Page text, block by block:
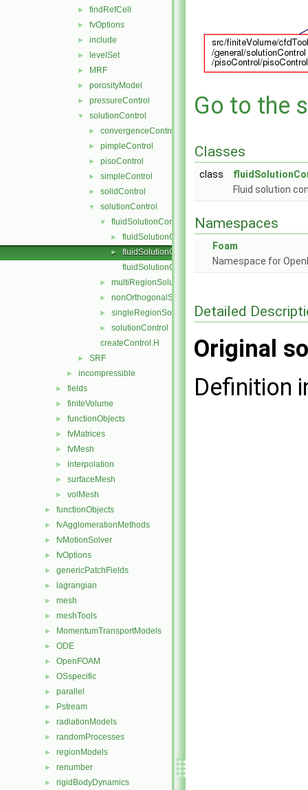
► findRefCell
► fvOptions
► include
► levelSet
► MRF
► porosityModel
► pressureControl
▼ solutionControl
► convergenceControl
► pimpleControl
► pisoControl
► simpleControl
► solidControl
▼ solutionControl
▼ fluidSolutionControl
► fluidSolutionControl.C
►
fluidSolutionControl.H
fluidSolutionControlI.H
► multiRegionSolutionControl
► nonOrthogonalSolutionControl
► singleRegionSolutionControl
►
solutionControl
createControl.H
► SRF
► incompressible
► fields
► finiteVolume
► functionObjects
► fvMatrices
► fvMesh
► interpolation
► surfaceMesh
► volMesh
► functionObjects
► fvAgglomerationMethods
► fvMotionSolver
► fvOptions
► genericPatchFields
► lagrangian
► mesh
► meshTools
► MomentumTransportModels
► ODE
► OpenFOAM
► OSspecific
► parallel
► Pstream
► radiationModels
► randomProcesses
► regionModels
► renumber
► rigidBodyDynamics
Go to the
Classes
class
Fluid solution
Namespaces
Foam
Namespace for
Detailed
Original
Definition